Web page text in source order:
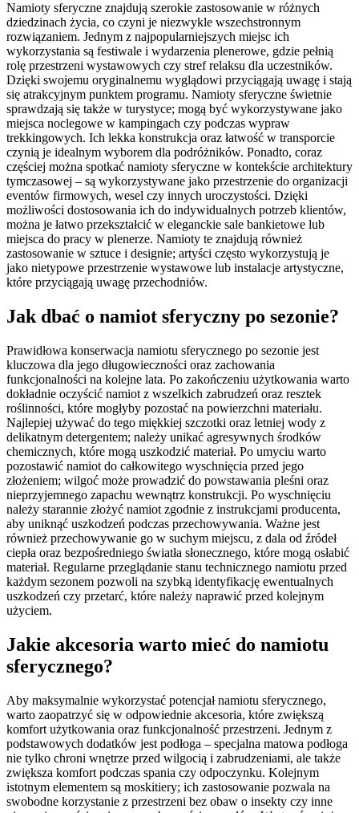
Namioty sferyczne znajdują szerokie zastosowanie w różnych
dziedzinach życia, co czyni je niezwykle wszechstronnym
rozwiązaniem. Jednym z najpopularniejszych miejsc ich
wykorzystania są festiwale i wydarzenia plenerowe, gdzie pełnią
rolę przestrzeni wystawowych czy stref relaksu dla uczestników.
Dzięki swojemu oryginalnemu wyglądowi przyciągają uwagę i stają
się atrakcyjnym punktem programu. Namioty sferyczne świetnie
sprawdzają się także w turystyce; mogą być wykorzystywane jako
miejsca noclegowe w kampingach czy podczas wypraw
trekkingowych. Ich lekka konstrukcja oraz łatwość w transporcie
czynią je idealnym wyborem dla podróżników. Ponadto, coraz
częściej można spotkać namioty sferyczne w kontekście architektury
tymczasowej – są wykorzystywane jako przestrzenie do organizacji
eventów firmowych, wesel czy innych uroczystości. Dzięki
możliwości dostosowania ich do indywidualnych potrzeb klientów,
można je łatwo przekształcić w eleganckie sale bankietowe lub
miejsca do pracy w plenerze. Namioty te znajdują również
zastosowanie w sztuce i designie; artyści często wykorzystują je
jako nietypowe przestrzenie wystawowe lub instalacje artystyczne,
które przyciągają uwagę przechodniów.
Jak dbać o namiot sferyczny po sezonie?
Prawidłowa konserwacja namiotu sferycznego po sezonie jest
kluczowa dla jego długowieczności oraz zachowania
funkcjonalności na kolejne lata. Po zakończeniu użytkowania warto
dokładnie oczyścić namiot z wszelkich zabrudzeń oraz resztek
roślinności, które mogłyby pozostać na powierzchni materiału.
Najlepiej używać do tego miękkiej szczotki oraz letniej wody z
delikatnym detergentem; należy unikać agresywnych środków
chemicznych, które mogą uszkodzić materiał. Po umyciu warto
pozostawić namiot do całkowitego wyschnięcia przed jego
złożeniem; wilgoć może prowadzić do powstawania pleśni oraz
nieprzyjemnego zapachu wewnątrz konstrukcji. Po wyschnięciu
należy starannie złożyć namiot zgodnie z instrukcjami producenta,
aby uniknąć uszkodzeń podczas przechowywania. Ważne jest
również przechowywanie go w suchym miejscu, z dala od źródeł
ciepła oraz bezpośredniego światła słonecznego, które mogą osłabić
materiał. Regularne przeglądanie stanu technicznego namiotu przed
każdym sezonem pozwoli na szybką identyfikację ewentualnych
uszkodzeń czy przetarć, które należy naprawić przed kolejnym
użyciem.
Jakie akcesoria warto mieć do namiotu
sferycznego?
Aby maksymalnie wykorzystać potencjał namiotu sferycznego,
warto zaopatrzyć się w odpowiednie akcesoria, które zwiększą
komfort użytkowania oraz funkcjonalność przestrzeni. Jednym z
podstawowych dodatków jest podłoga – specjalna matowa podłoga
nie tylko chroni wnętrze przed wilgocią i zabrudzeniami, ale także
zwiększa komfort podczas spania czy odpoczynku. Kolejnym
istotnym elementem są moskitiery; ich zastosowanie pozwala na
swobodne korzystanie z przestrzeni bez obaw o insekty czy inne